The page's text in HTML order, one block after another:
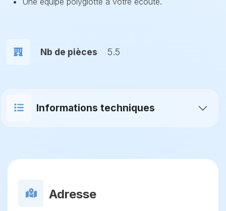
Nb de pièces 5.5
Informations techniques
Adresse